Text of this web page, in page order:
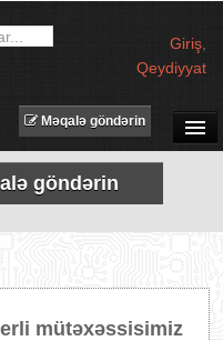
Giriş
Qeydiyyat
SUAL-CAVAB
TECHNET TV
MƏQALƏLƏR
Məqalə göndərin
göndərin
mütəxəssisimiz